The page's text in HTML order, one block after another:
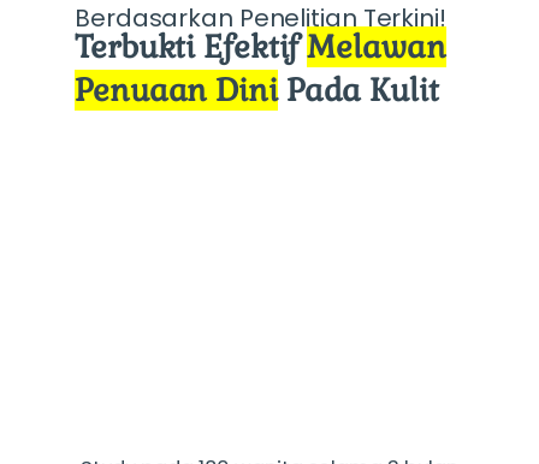
Berdasarkan Penelitian Terkini!
Terbukti EfektifMelawan
Penuaan DiniPada Kulit